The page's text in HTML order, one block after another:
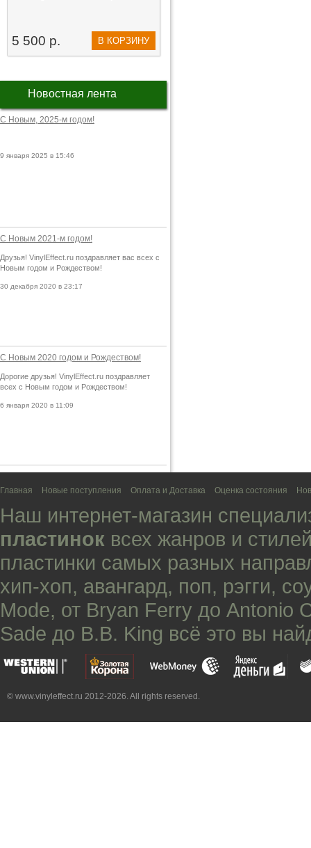
5 500 р. В КОРЗИНУ
Новостная лента
С Новым, 2025-м годом!
9 января 2025 в 15:46
С Новым 2021-м годом!
Друзья! VinylEffect.ru поздравляет вас всех с
Новым годом и Рождеством!
30 декабря 2020 в 23:17
С Новым 2020 годом и Рождеством!
Дорогие друзья! VinylEffect.ru поздравляет
всех с Новым годом и Рождеством!
6 января 2020 в 11:09
Главная Новые поступления Оплата и Доставка Оценка состояния
Наш интернет-магазин
пластинок всех жанров и
пластинки самых разных
хип-хоп, авангард, поп, рэгги,
Mode, от Bryan Ferry до Antonio
Sade до B.B. King всё это вы
© www.vinyleffect.ru 2012-2026. All rights reserved.